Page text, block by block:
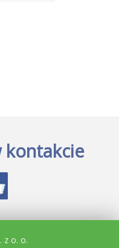
kontakcie
z o. o.